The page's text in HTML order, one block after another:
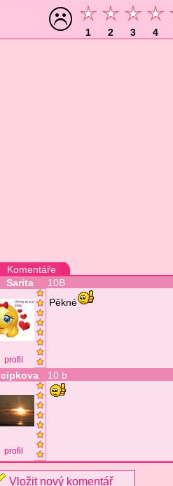
1 2 3 4
Komentáře
Sarita
10B
profil
Pěkné
cipkova 10 b
profil
Vložit nový komentář